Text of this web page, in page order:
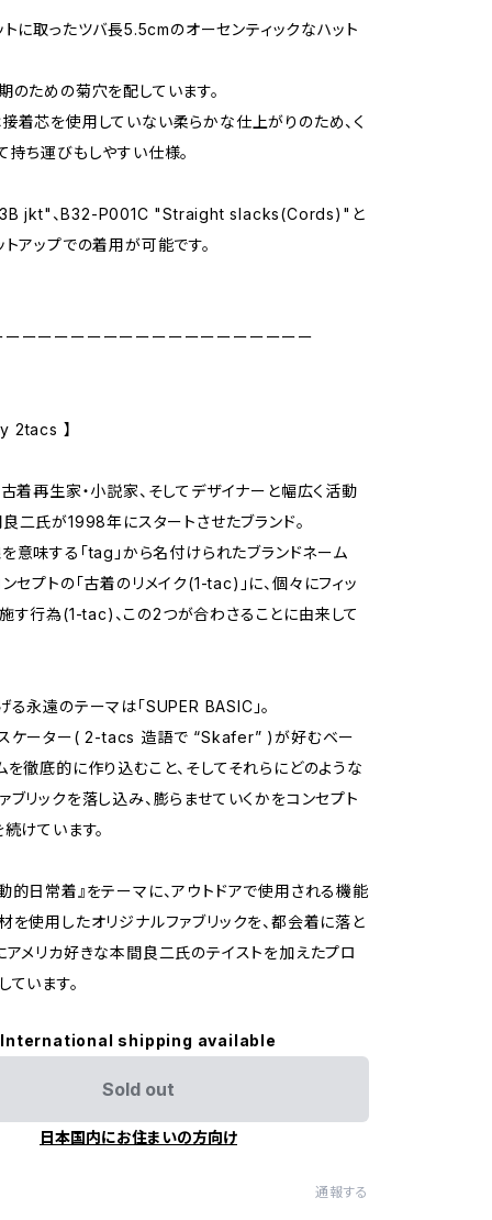
トに取ったツバ長5.5cmのオーセンティックなハット
のための菊穴を配しています。
着芯を使用していない柔らかな仕上がりのため、く
持ち運びもしやすい仕様。
jkt"、B32-P001C "Straight slacks(Cords)"と
トアップでの着用が可能です。
ーーーーーーーーーーーーーーーーーーー
2tacs 】
古着再生家・小説家、そしてデザイナーと幅広く活動
二氏が1998年にスタートさせたブランド。
意味する「tag」から名付けられたブランドネーム
ンセプトの「古着のリメイク(1-tac)」に、個々にフィッ
す行為(1-tac)、この2つが合わさることに由来して
る永遠のテーマは「SUPER BASIC」。
スケーター( 2-tacs 造語で “Skafer” )が好むベー
を徹底的に作り込むこと、そしてそれらにどのような
ブリックを落し込み、膨らませていくかをコンセプト
続けています。
的日常着』をテーマに、アウトドアで使用される機能
を使用したオリジナルファブリックを、都会着に落と
アメリカ好きな本間良二氏のテイストを加えたプロ
ています。
International shipping available
Sold out
日本国内にお住まいの方向け
通報する